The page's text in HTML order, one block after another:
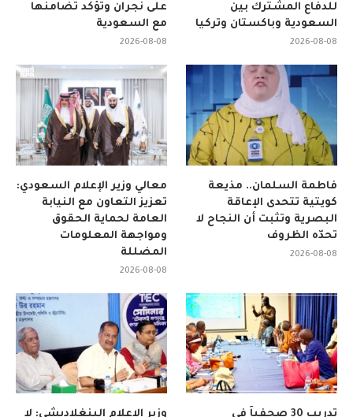
على نجران وتؤكد تضامنها
مع السعودية
2026-08-08
للدفاع المشترك بين
السعودية وباكستان وتركيا
2026-08-08
معالي وزير الإعلام السعودي:
تعزيز التعاون مع النيابة
العامة لحماية الحقوق
ومواجهة المعلومات
المضللة
2026-08-08
فاطمة السلمان.. مذيعة
كويتية تتحدى الإعاقة
البصرية وتثبت أن النجاح لا
تحدّه الظروف
2026-08-08
وزير الإعلام البنغلاديشي: لا
تدريب 30 صحفياً في